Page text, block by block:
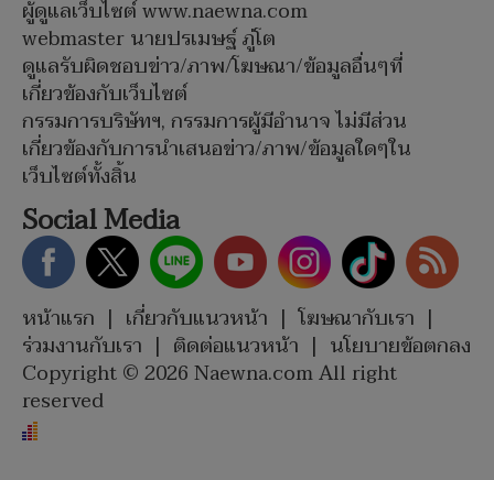
ผู้ดูแลเว็บไซต์ www.naewna.com
webmaster นายปรเมษฐ์ ภู่โต
ดูแลรับผิดชอบข่าว/ภาพ/โฆษณา/ข้อมูลอื่นๆที่
เกี่ยวข้องกับเว็บไซต์
กรรมการบริษัทฯ, กรรมการผู้มีอำนาจ ไม่มีส่วน
เกี่ยวข้องกับการนำเสนอข่าว/ภาพ/ข้อมูลใดๆใน
เว็บไซต์ทั้งสิ้น
Social Media
หน้าแรก | เกี่ยวกับแนวหน้า | โฆษณากับเรา |
ร่วมงานกับเรา | ติดต่อแนวหน้า | นโยบายข้อตกลง
Copyright © 2026 Naewna.com All right
reserved